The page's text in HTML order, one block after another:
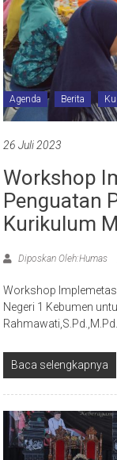
Agenda Berita
26 Juli 2023
Workshop
Penguatan
Kurikulum
Diposkan Oleh:Humas
Workshop
Negeri 1 Kebumen
Baca selengkapnya